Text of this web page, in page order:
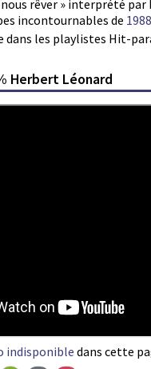
rêver » interprété
incontournables de 1988
dans les playlistes Hit-
Herbert Léonard
indisponibledans cette